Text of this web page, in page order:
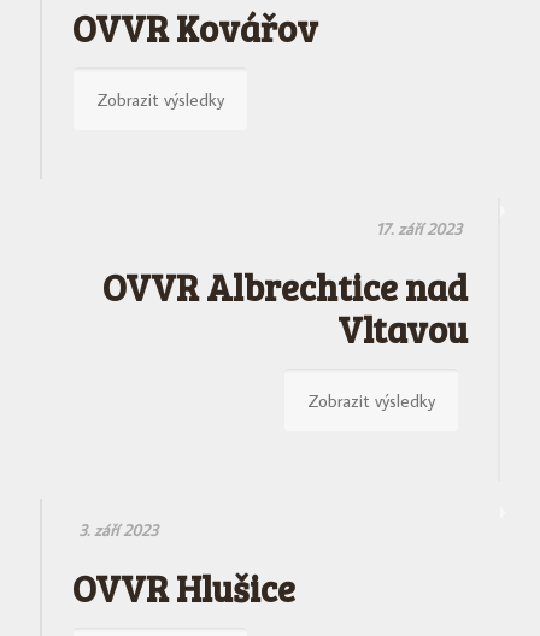
OVVR Kovářov
Zobrazit výsledky
17. září 2023
OVVR Albrechtice nad
Vltavou
Zobrazit výsledky
3. září 2023
OVVR Hlušice